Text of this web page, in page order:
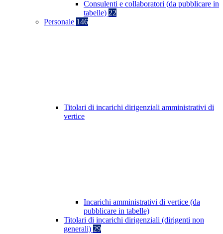
Consulenti e collaboratori (da pubblicare in
tabelle) 22
Personale 146
Titolari di incarichi dirigenziali amministrativi di
vertice
Incarichi amministrativi di vertice (da
pubblicare in tabelle)
Titolari di incarichi dirigenziali (dirigenti non
generali) 29